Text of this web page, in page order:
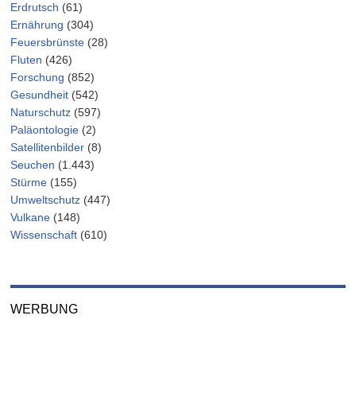
Erdrutsch (61)
Ernährung (304)
Feuersbrünste (28)
Fluten (426)
Forschung (852)
Gesundheit (542)
Naturschutz (597)
Paläontologie (2)
Satellitenbilder (8)
Seuchen (1.443)
Stürme (155)
Umweltschutz (447)
Vulkane (148)
Wissenschaft (610)
WERBUNG